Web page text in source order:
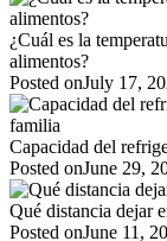
¿Cuál es la
alimentos?
Posted onJuly 17,
Capacidad del
Posted onJune 29,
Qué distancia dejar
Posted onJune 11,